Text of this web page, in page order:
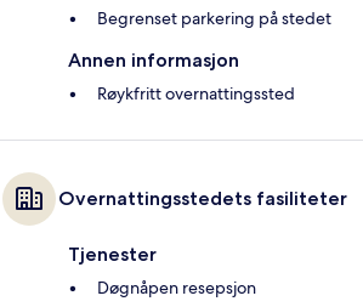
Begrenset parkering på stedet
Annen informasjon
Røykfritt overnattingssted
Overnattingsstedets fasiliteter
Tjenester
Døgnåpen resepsjon